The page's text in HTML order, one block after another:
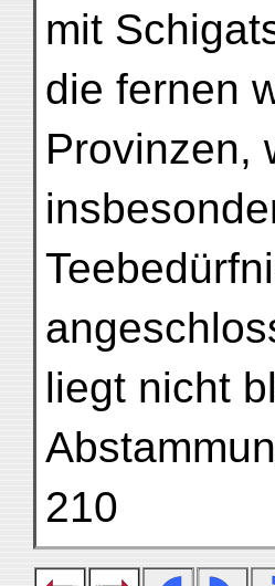
mit
die fernen
Provinzen,
liegt nicht
210